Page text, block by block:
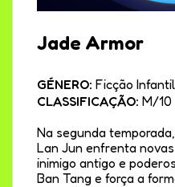
Jade Armor
GÉNERO: Ficção Infantil
CLASSIFICAÇÃO: M/10
Na segunda
Lan Jun enfrenta
inimigo antigo e
Ban Tang e força a